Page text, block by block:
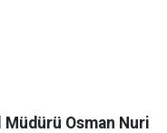
Osman Nuri